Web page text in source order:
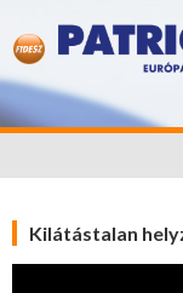
Kilátástalan